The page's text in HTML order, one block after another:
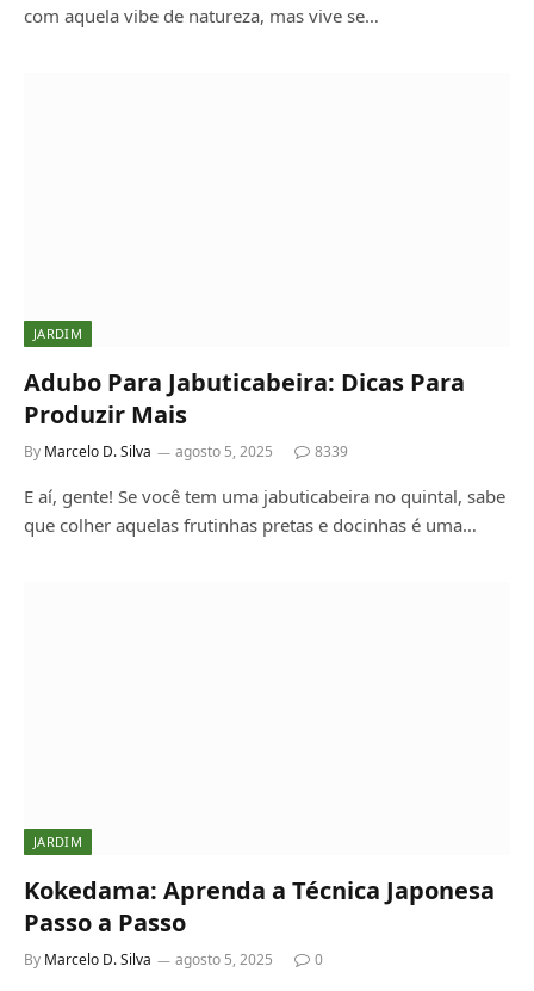
com aquela vibe de natureza, mas vive se…
JARDIM
Adubo Para Jabuticabeira: Dicas Para
Produzir Mais
By Marcelo D. Silva agosto 5, 2025 8339
E aí, gente! Se você tem uma jabuticabeira no quintal, sabe
que colher aquelas frutinhas pretas e docinhas é uma…
JARDIM
Kokedama: Aprenda a Técnica Japonesa
Passo a Passo
By Marcelo D. Silva agosto 5, 2025 0